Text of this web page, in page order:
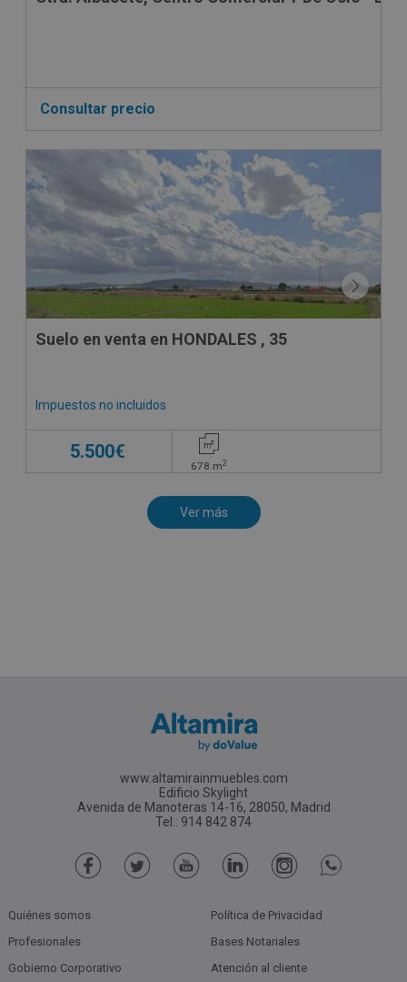
Consultar precio
CESIÓN DE REMATE
Suelo en venta en HONDALES , 35
Impuestos no incluidos
5.500€
678 m2
www.altamirainmuebles.com
Edificio Skylight
Avenida de Manoteras 14-16, 28050, Madrid
Tel.: 914 842 874
Quiénes somos
Profesionales
Gobierno Corporativo
Política de Privacidad
Bases Notariales
Atención al cliente